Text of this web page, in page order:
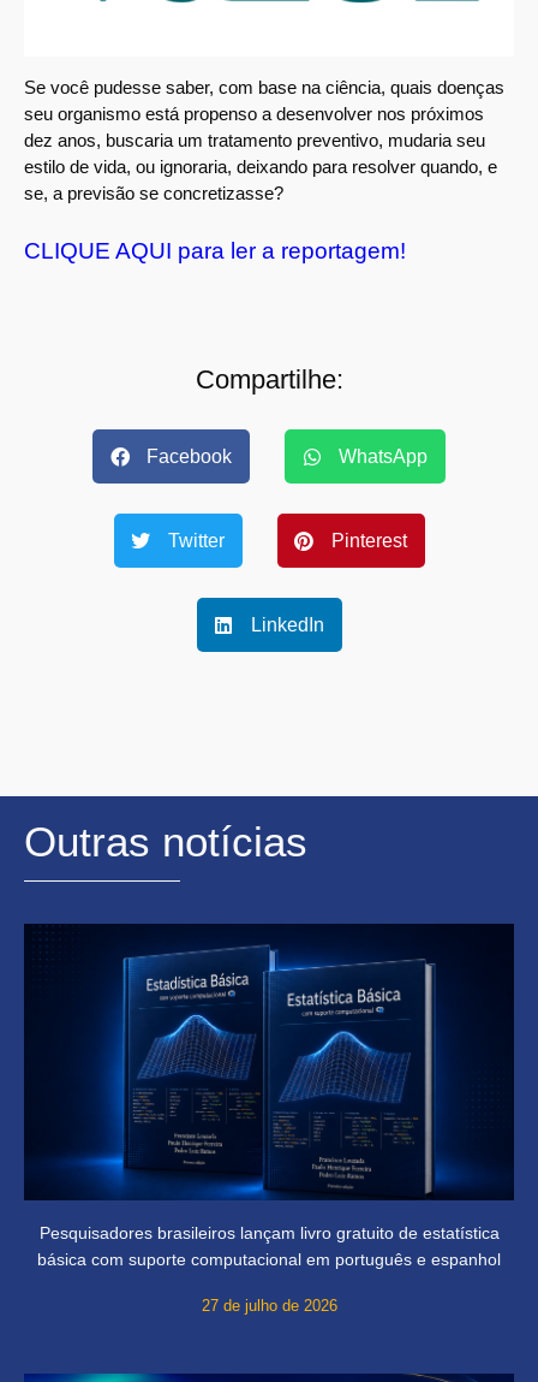
Se você pudesse saber, com base na ciência, quais doenças
seu organismo está propenso a desenvolver nos próximos
dez anos, buscaria um tratamento preventivo, mudaria seu
estilo de vida, ou ignoraria, deixando para resolver quando, e
se, a previsão se concretizasse?
CLIQUE AQUI para ler a reportagem!
Compartilhe:
Facebook WhatsApp
Twitter Pinterest
LinkedIn
Outras notícias
Pesquisadores brasileiros lançam livro gratuito de estatística
básica com suporte computacional em português e espanhol
27 de julho de 2026